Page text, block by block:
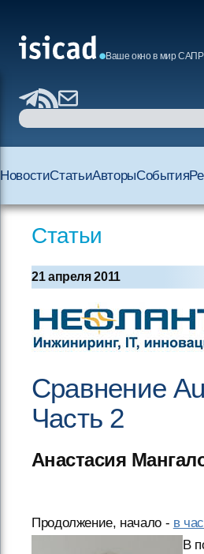
Ваше окно в мир САПР
НовостиСтатьиАвторыСобытия
Статьи
21 апреля 2011
Сравнение
Часть 2
Анастасия
Продолжение, начало - в
В